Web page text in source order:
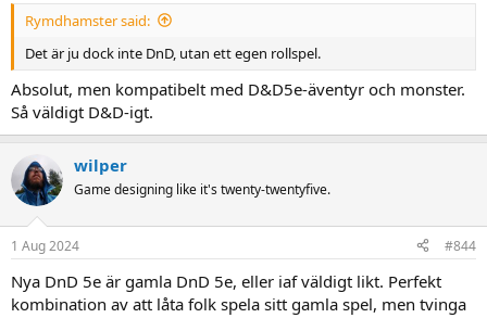
Rymdhamster said:
Det är ju dock inte DnD, utan ett egen rollspel.
Absolut, men kompatibelt med D&D5e-äventyr och monster.
Så väldigt D&D-igt.
wilper
Game designing like it's twenty-twentyfive.
1 Aug 2024 #844
Nya DnD 5e är gamla DnD 5e, eller iaf väldigt likt. Perfekt
kombination av att låta folk spela sitt gamla spel, men tvinga